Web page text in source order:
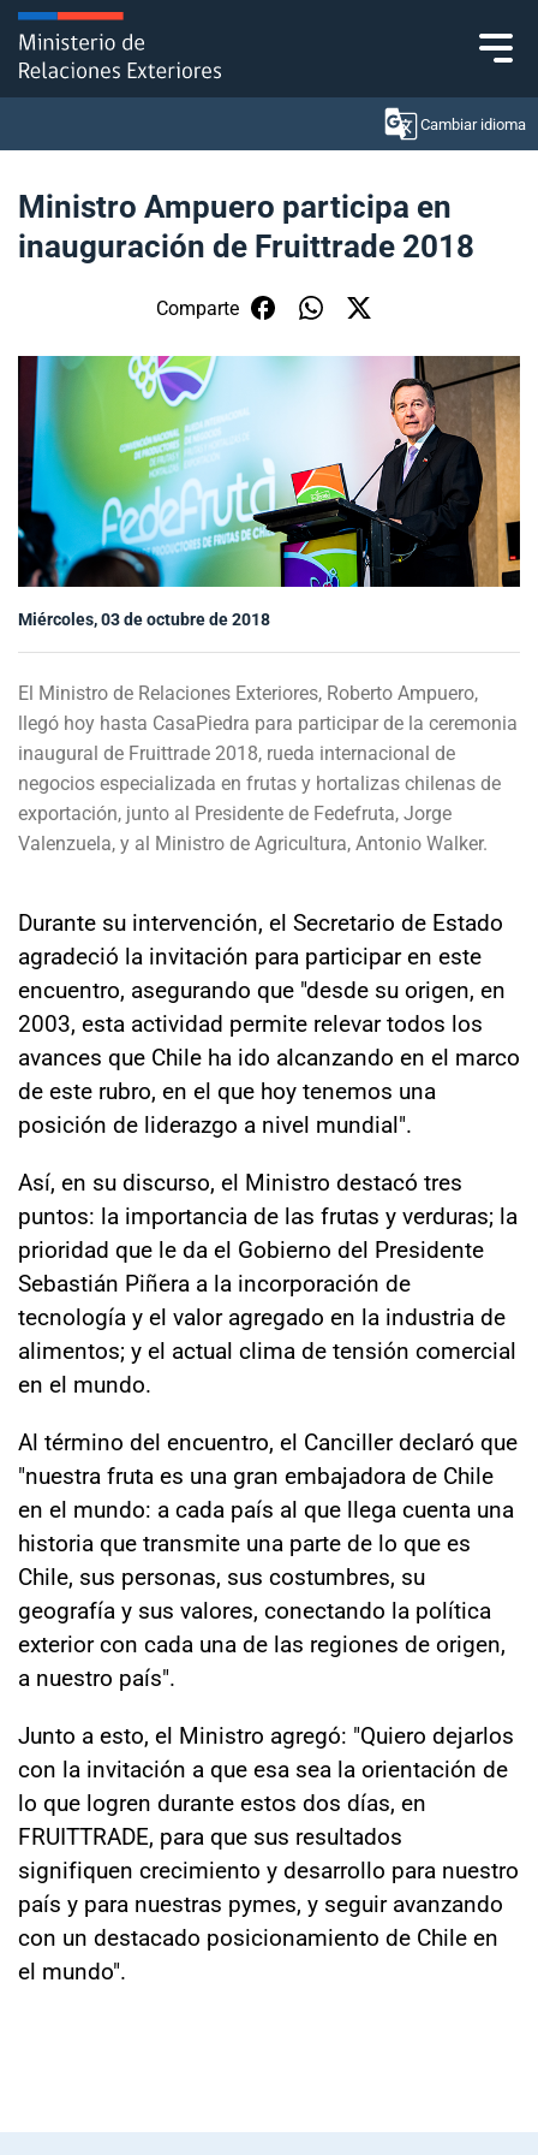
Click acá para ir directamente al contenido
Cambiar idioma
Ministerio
Política Exterior
Embajadas y consulados
Servicios ciudadanos
Subsecretaría de Relaciones Económicas
Internacionales
Sala de prensa
Ministro Ampuero participa en
inauguración de Fruittrade 2018
Comparte
Miércoles, 03 de octubre de 2018
El Ministro de Relaciones Exteriores, Roberto Ampuero,
llegó hoy hasta CasaPiedra para participar de la ceremonia
inaugural de Fruittrade 2018, rueda internacional de
negocios especializada en frutas y hortalizas chilenas de
exportación, junto al Presidente de Fedefruta, Jorge
Valenzuela, y al Ministro de Agricultura, Antonio Walker.
Durante su intervención, el Secretario de Estado
agradeció la invitación para participar en este
encuentro, asegurando que "desde su origen, en
2003, esta actividad permite relevar todos los
avances que Chile ha ido alcanzando en el marco
de este rubro, en el que hoy tenemos una
posición de liderazgo a nivel mundial".
Así, en su discurso, el Ministro destacó tres
puntos: la importancia de las frutas y verduras; la
prioridad que le da el Gobierno del Presidente
Sebastián Piñera a la incorporación de
tecnología y el valor agregado en la industria de
alimentos; y el actual clima de tensión comercial
en el mundo.
Al término del encuentro, el Canciller declaró que
"nuestra fruta es una gran embajadora de Chile
en el mundo: a cada país al que llega cuenta una
historia que transmite una parte de lo que es
Chile, sus personas, sus costumbres, su
geografía y sus valores, conectando la política
exterior con cada una de las regiones de origen,
a nuestro país".
Junto a esto, el Ministro agregó: "Quiero dejarlos
con la invitación a que esa sea la orientación de
lo que logren durante estos dos días, en
FRUITTRADE, para que sus resultados
signifiquen crecimiento y desarrollo para nuestro
país y para nuestras pymes, y seguir avanzando
con un destacado posicionamiento de Chile en
el mundo".